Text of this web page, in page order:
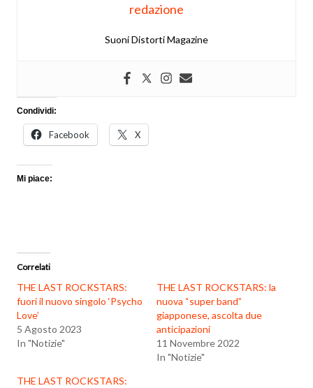
redazione
Suoni Distorti Magazine
Condividi:
Facebook X
Mi piace:
Correlati
THE LAST ROCKSTARS:
fuori il nuovo singolo ‘Psycho
Love’
5 Agosto 2023
In "Notizie"
THE LAST ROCKSTARS: la
nuova “super band”
giapponese, ascolta due
anticipazioni
11 Novembre 2022
In "Notizie"
THE LAST ROCKSTARS: